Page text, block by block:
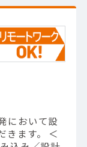
において設
きます。 ＜